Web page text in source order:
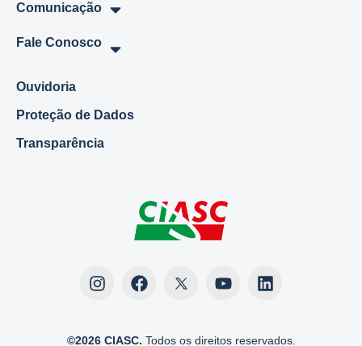
Comunicação
Fale Conosco
Ouvidoria
Proteção de Dados
Transparência
©2026 CIASC. Todos os direitos reservados.